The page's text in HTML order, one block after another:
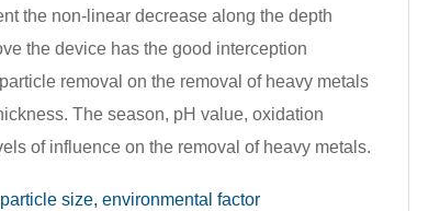
the non-linear decrease along the depth
the device has the good interception
removal on the removal of heavy metals
The season, pH value, oxidation
of influence on the removal of heavy metals.
size, environmental factor